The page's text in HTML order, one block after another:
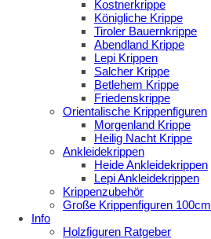
Kostnerkrippe
Königliche Krippe
Tiroler Bauernkrippe
Abendland Krippe
Lepi Krippen
Salcher Krippe
Betlehem Krippe
Friedenskrippe
Orientalische Krippenfiguren
Morgenland Krippe
Heilig Nacht Krippe
Ankleidekrippen
Heide Ankleidekrippen
Lepi Ankleidekrippen
Krippenzubehör
Große Krippenfiguren 100cm
Info
Holzfiguren Ratgeber